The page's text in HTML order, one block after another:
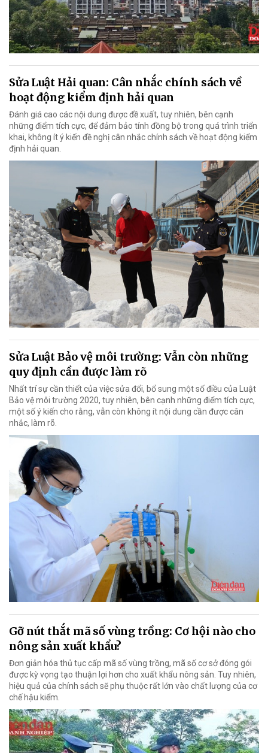
Sửa Luật Hải quan: Cân nhắc chính sách về
hoạt động kiểm định hải quan
Đánh giá cao các nội dung được đề xuất, tuy nhiên, bên cạnh
những điểm tích cực, để đảm bảo tính đồng bộ trong quá trình triển
khai, không ít ý kiến đề nghị cân nhắc chính sách về hoạt động kiểm
định hải quan.
Sửa Luật Bảo vệ môi trường: Vẫn còn những
quy định cần được làm rõ
Nhất trí sự cần thiết của việc sửa đổi, bổ sung một số điều của Luật
Bảo vệ môi trường 2020, tuy nhiên, bên cạnh những điểm tích cực,
một số ý kiến cho rằng, vẫn còn không ít nội dung cần được cân
nhắc, làm rõ.
Gỡ nút thắt mã số vùng trồng: Cơ hội nào cho
nông sản xuất khẩu?
Đơn giản hóa thủ tục cấp mã số vùng trồng, mã số cơ sở đóng gói
được kỳ vọng tạo thuận lợi hơn cho xuất khẩu nông sản. Tuy nhiên,
hiệu quả của chính sách sẽ phụ thuộc rất lớn vào chất lượng của cơ
chế hậu kiểm.